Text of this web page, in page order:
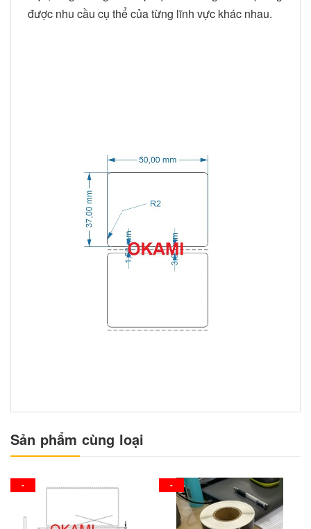
được nhu cầu cụ thể của từng lĩnh vực khác nhau.
Sản phẩm cùng loại
- -